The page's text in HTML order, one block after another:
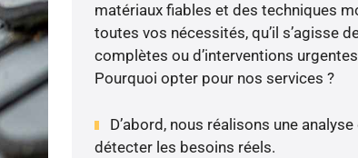
matériaux fiables et des techniques
toutes vos nécessités, qu’il s’agisse
complètes ou d’interventions
Pourquoi opter pour nos services ?
D’abord, nous réalisons une
détecter les besoins réels.